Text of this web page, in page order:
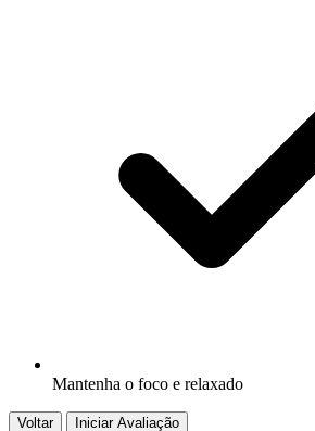
Mantenha o foco e relaxado
Voltar Iniciar Avaliação